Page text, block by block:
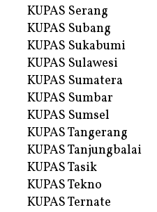
KUPAS Serang
KUPAS Subang
KUPAS Sukabumi
KUPAS Sulawesi
KUPAS Sumatera
KUPAS Sumbar
KUPAS Sumsel
KUPAS Tangerang
KUPAS Tanjungbalai
KUPAS Tasik
KUPAS Tekno
KUPAS Ternate